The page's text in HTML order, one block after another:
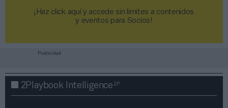
¡Haz click aquí y accede sin límites a contenidos
y eventos para Socios!​​​​​​​
Publicidad
2Playbook Intelligence2P